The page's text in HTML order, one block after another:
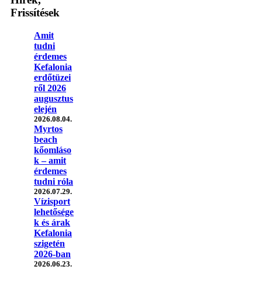
Frissítések
Amit
tudni
érdemes
Kefalonia
erdőtüzei
ről 2026
augusztus
elején
2026.08.04.
Myrtos
beach
kőomláso
k – amit
érdemes
tudni róla
2026.07.29.
Vízisport
lehetősége
k és árak
Kefalonia
szigetén
2026-ban
2026.06.23.